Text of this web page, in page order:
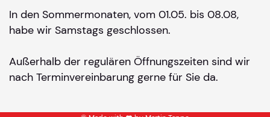
In den Sommermonaten, vom 01.05. bis 08.08,
habe wir Samstags geschlossen.
Außerhalb der regulären Öffnungszeiten sind wir
nach Terminvereinbarung gerne für Sie da.